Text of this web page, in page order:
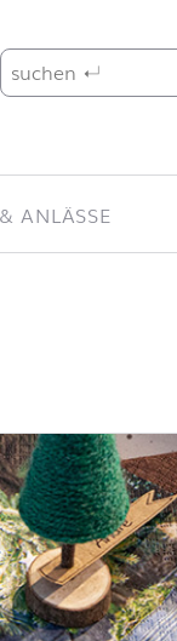
Suche nach:
ANLÄSSE